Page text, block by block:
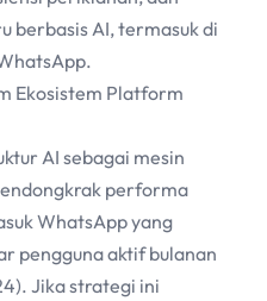
berbasisAI, termasuk di
Ekosistem Platform
AI sebagai mesin
performa
WhatsApp yang
pengguna aktif bulanan
Jika strategi ini